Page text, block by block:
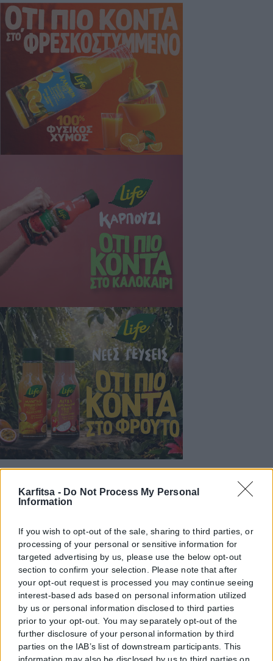
Karfitsa - Do Not Process My Personal
Information
If you wish to opt-out of the sale, sharing to third parties, or
processing of your personal or sensitive information for
targeted advertising by us, please use the below opt-out
section to confirm your selection. Please note that after
your opt-out request is processed you may continue seeing
interest-based ads based on personal information utilized
by us or personal information disclosed to third parties
prior to your opt-out. You may separately opt-out of the
further disclosure of your personal information by third
parties on the IAB’s list of downstream participants. This